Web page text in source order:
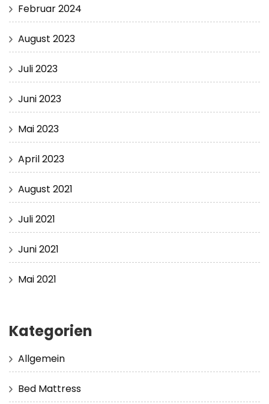
Februar 2024
August 2023
Juli 2023
Juni 2023
Mai 2023
April 2023
August 2021
Juli 2021
Juni 2021
Mai 2021
Kategorien
Allgemein
Bed Mattress